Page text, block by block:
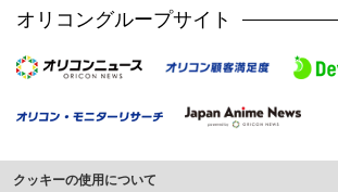
オリコングループサイト
クッキーの使用について